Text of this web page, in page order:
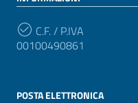
C.F. / P.IVA
00100490861
POSTA ELETTRONICA